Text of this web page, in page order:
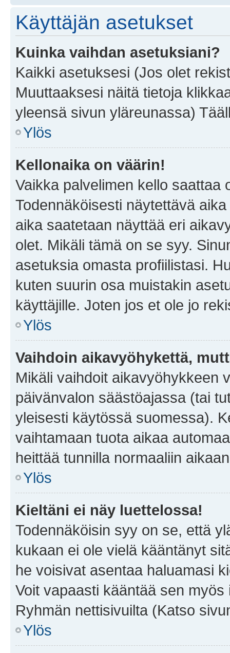
Käyttäjän asetukset
Kuinka vaihdan asetuksiani?
Kaikki asetuksesi (Jos olet
Muuttaaksesi näitä tietoja
yleensä sivun yläreunassa)
Ylös
Kellonaika on väärin!
Vaikka palvelimen kello saattaa
Todennäköisesti näytettävä
aika saatetaan näyttää eri
olet. Mikäli tämä on se syy.
asetuksia omasta profiilistasi.
kuten suurin osa muistakin
käyttäjille. Joten jos et ole jo
Ylös
Vaihdoin aikavyöhykettä,
Mikäli vaihdoit aikavyöhykkeen
päivänvalon säästöajassa (tai
yleisesti käytössä suomessa).
vaihtamaan tuota aikaa
heittää tunnilla normaaliin
Ylös
Kieltäni ei näy luettelossa!
Todennäköisin syy on se, että
kukaan ei ole vielä kääntänyt
he voisivat asentaa haluamasi
Voit vapaasti kääntää sen
Ryhmän nettisivuilta (Katso
Ylös